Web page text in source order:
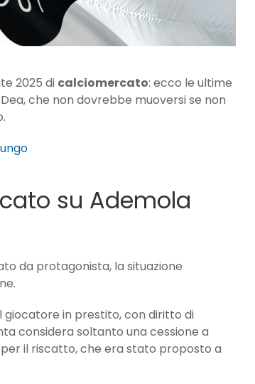
2025 di calciomercato: ecco le ultime
che non dovrebbe muoversi se non
su Ademola
da protagonista, la situazione
in prestito, con diritto di
considera soltanto una cessione a
il riscatto, che era stato proposto a